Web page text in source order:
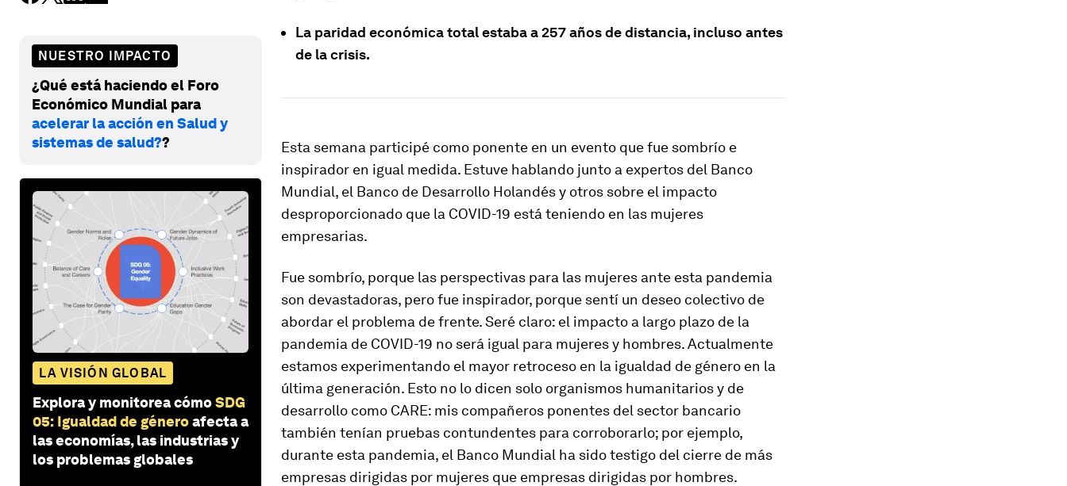
NUESTRO IMPACTO
¿Qué está haciendo el Foro
Económico Mundial para
acelerar la acción en Salud y
sistemas de salud??
LA VISIÓN GLOBAL
Explora y monitorea cómoSDG
05: Igualdad de géneroafecta a
las economías, las industrias y
los problemas globales
La paridad económica total estaba a 257 años de distancia, incluso antes
de la crisis.
Esta semana participé como ponente en un evento que fue sombrío e
inspirador en igual medida. Estuve hablando junto a expertos del Banco
Mundial, el Banco de Desarrollo Holandés y otros sobre el impacto
desproporcionado que la COVID-19 está teniendo en las mujeres
empresarias.
Fue sombrío, porque las perspectivas para las mujeres ante esta pandemia
son devastadoras, pero fue inspirador, porque sentí un deseo colectivo de
abordar el problema de frente. Seré claro: el impacto a largo plazo de la
pandemia de COVID-19 no será igual para mujeres y hombres. Actualmente
estamos experimentando el mayor retroceso en la igualdad de género en la
última generación. Esto no lo dicen solo organismos humanitarios y de
desarrollo como CARE: mis compañeros ponentes del sector bancario
también tenían pruebas contundentes para corroborarlo; por ejemplo,
durante esta pandemia, el Banco Mundial ha sido testigo del cierre de más
empresas dirigidas por mujeres que empresas dirigidas por hombres.